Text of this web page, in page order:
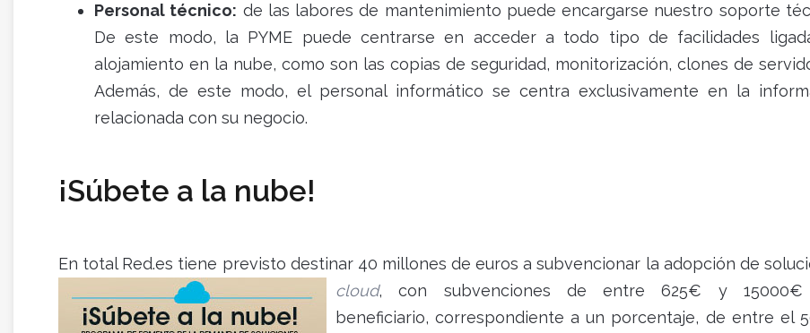
Personal técnico: de las labores de mantenimiento puede encargarse nuestro soporte
De este modo, la PYME puede centrarse en acceder a todo tipo de facilidades
alojamiento en la nube, como son las copias de seguridad, monitorización, clones de
Además, de este modo, el personal informático se centra exclusivamente en la
relacionada con su negocio.
¡Súbete a la nube!
En total Red.es tiene previsto destinar 40 millones de euros a subvencionar la adopción de
cloud, con subvenciones de entre 625€ y
beneficiario, correspondiente a un porcentaje, de entre el